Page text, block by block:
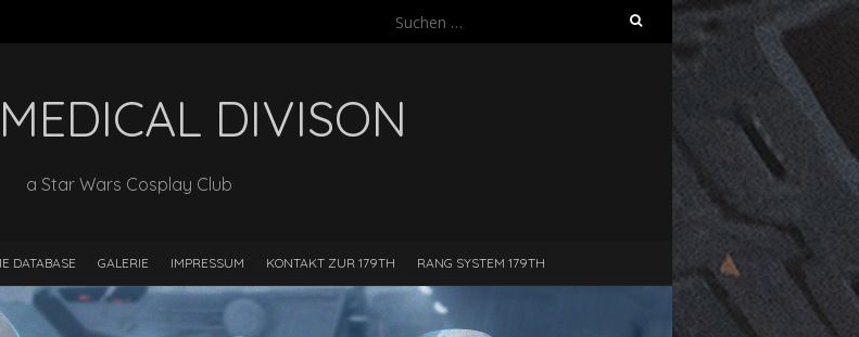
Suchen
DIVISON
a Star Wars Cosplay Club
DATABASE GALERIE IMPRESSUM KONTAKT ZUR 179TH RANG SYSTEM 179TH